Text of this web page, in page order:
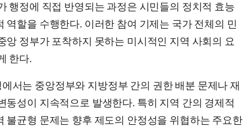
행정에 직접 반영되는 과정은 시민들의 정치적 효능
역할을 수행한다. 이러한 참여 기제는 국가 전체의 민
앙 정부가 포착하지 못하는 미시적인 지역 사회의 요
한다.
서는 중앙정부와 지방정부 간의 권한 배분 문제나 재
동성이 지속적으로 발생한다. 특히 지역 간의 경제적
불균형 문제는 향후 제도의 안정성을 위협하는 주요한